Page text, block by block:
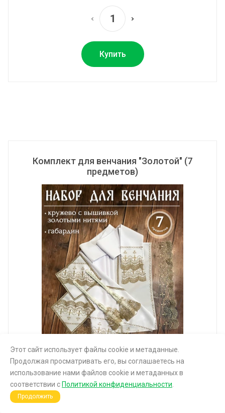
Купить
Комплект для венчания "Золотой" (7
предметов)
1 100 руб.
Этот сайт использует файлы cookie и метаданные.
Продолжая просматривать его, вы соглашаетесь на
использование нами файлов cookie и метаданных в
соответствии с Политикой конфиденциальности
Продолжить